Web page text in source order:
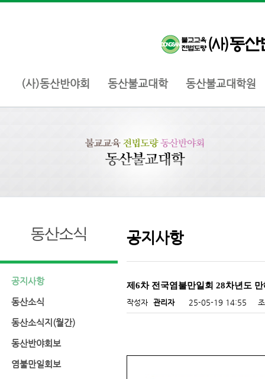
(사)동산반야회 동산불교대학 동산불교대학원
동산소식
공지사항
동산소식
동산소식지(월간)
동산반야회보
염불만일회보
공지사항
제6차 전국염불만일회 28차년도
작성자 관리자 25-05-19 14:55